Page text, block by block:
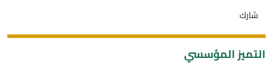
شارك
التميز المؤسسي